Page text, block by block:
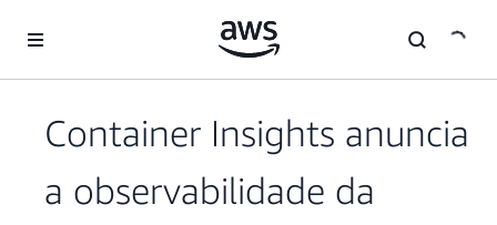
Pular para o conteúdo principal
Container Insights anuncia
a observabilidade da